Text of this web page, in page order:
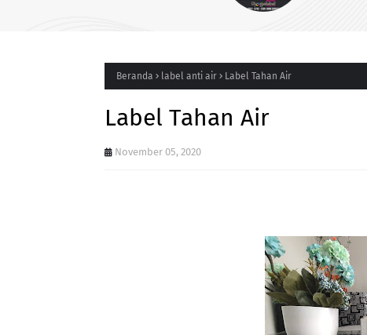
Beranda label anti air Label Tahan Air
Label Tahan Air
November 05, 2020